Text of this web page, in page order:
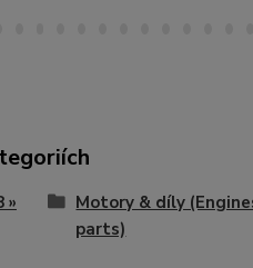
»
Motory & díly
parts)